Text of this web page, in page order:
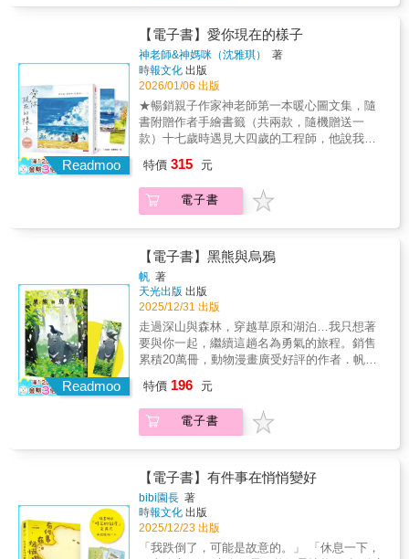
排～特別收錄！◢ 35篇公路旅行漫畫◢ 上百個
旅行汁訊景點圖鑑～細腥繪製～加強推播！◢
旅行海報的構圖感◢ 設計雜誌的編排感◢ 美美
圖鑑的收藏感每一頁都是視覺享受的紙上旅
行，讓我們一休尼??！??！冰島！■ 次回預告
《小高潮旅行社》為系列刊物，「每季」帶你
出發一個北歐國家或城市～第2站--瑞典 | 一頁
頁IKEA型錄的生活提案 第3站--哥本哈根 | 逛一
本丹麥設計雜誌 第4站--赫爾辛基 | 一本關於芬
蘭攝影集 第5站--奧斯陸 | 一間奧斯陸博物館圖
鑑
Readmoo
【電子書】愛你現在的樣子
神老師&神媽咪（沈雅琪）
著
時報文化 出版
2026/01/06 出版
★暢銷親子作家神老師第一本暖心圖文集，隨
書附贈作者手繪書籤（共兩款，隨機贈送一
款）十七歲時遇見大四歲的工程師，他說我是
熟。三十年來，一起攜手走過人生中的風風雨
雨，經歷了無數考驗--我們，依舊是彼此心中最
喜歡的模樣。
特價 315 元
電子書
Readmoo
【電子書】黑熊與烏鴉
帆 著
天光出版 出版
2025/12/31 出版
走過深山與森林，穿越草原和湖泊…我只想著
要與你一起，繼續這趟名為勇氣的旅程。銷售
累積20萬冊，動物漫畫廣受好評的作者．帆最
的烏鴉，為了找出素未謀面的「同伴」，展開
了只屬於牠們的冒險故事！★2023年 法國漫畫
評論家協會「ACBD兒童部門漫畫獎」（Prix
輕的亞洲黑熊，獨自生活在日本某處的森林
裡。自兒時與家人分離之後，牠就再也沒有見
過其他的熊，一直因此感到寂寞。某日，膽小
的牠遇到了性格獨樹一幟、從小在城市裡長大
的一隻烏鴉，牠們決定一起踏上旅程，尋找未
特價 196 元
電子書
【電子書】有件事在悄悄變好
bibi園長 著
時報文化 出版
2025/12/23 出版
「我跌倒了，可能是故意的。」 「休息一下，